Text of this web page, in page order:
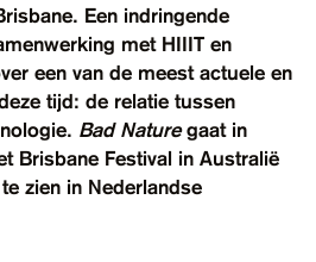
Een indringende
met HIIIT en
een van de meest actuele en
tijd: de relatie tussen
Bad Naturegaat in
Brisbane Festival in Australië
zien in Nederlandse